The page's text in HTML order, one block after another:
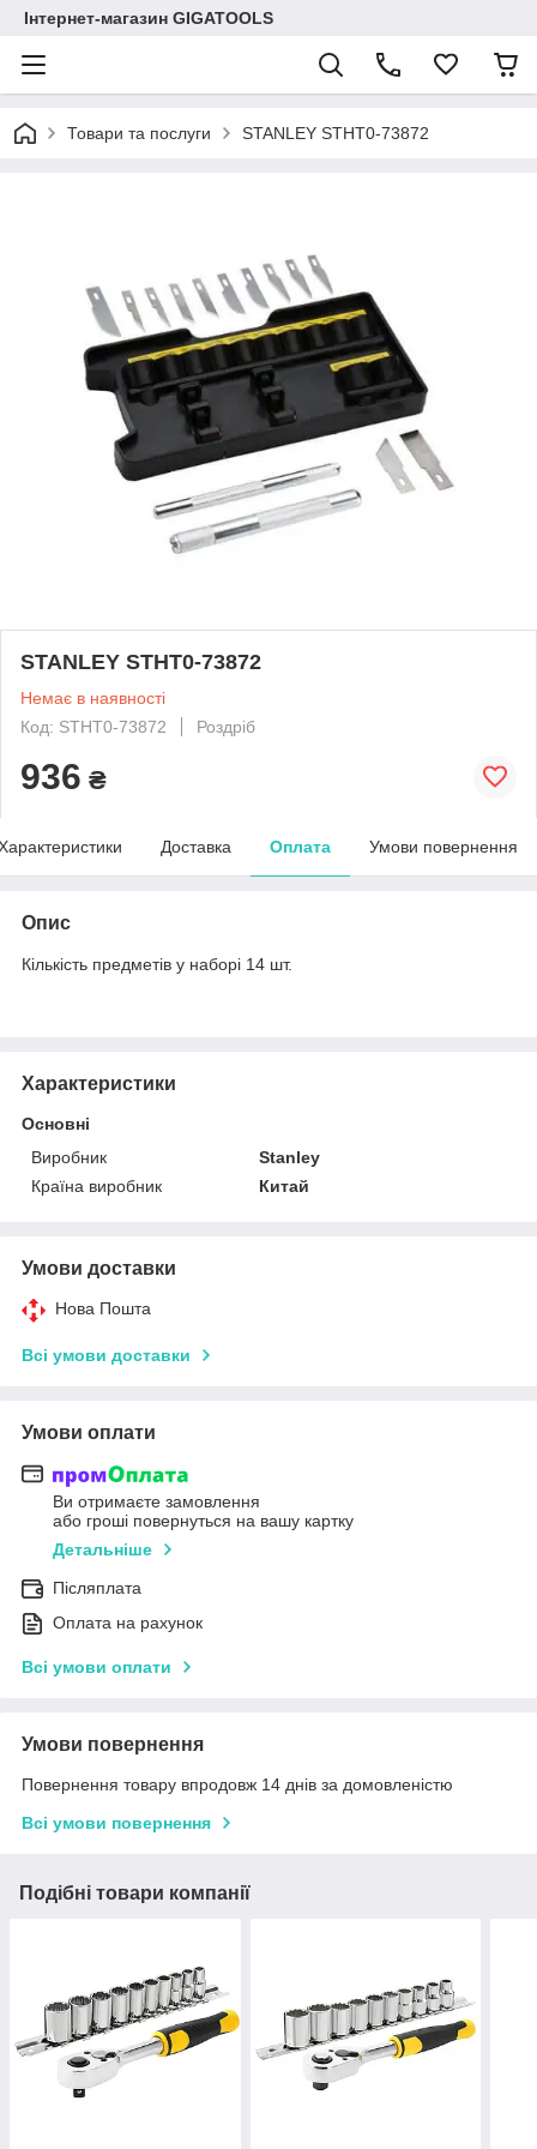
Інтернет-магазин GIGATOOLS
Товари та послуги STANLEY STHT0-73872
STANLEY STHT0-73872
Немає в наявності
Код: STHT0-73872
Роздріб
936 ₴
Доставка Оплата Умови повернення
Опис
Кількість предметів у наборі 14 шт.
Характеристики
Основні
Виробник
Stanley
Країна виробник
Китай
Умови доставки
Нова Пошта
Всі умови доставки
Умови оплати
Ви отримаєте замовлення
або гроші повернуться на вашу картку
Детальніше
Післяплата
Оплата на рахунок
Всі умови оплати
Умови повернення
Повернення товару впродовж 14 днів за домовленістю
Всі умови повернення
Подібні товари компанії